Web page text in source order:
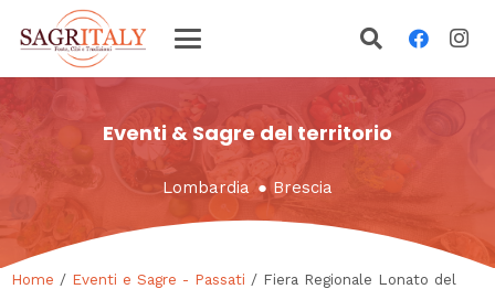
Eventi & Sagre del territorio
Lombardia ● Brescia
Home / Eventi e Sagre - Passati / Fiera Regionale Lonato del